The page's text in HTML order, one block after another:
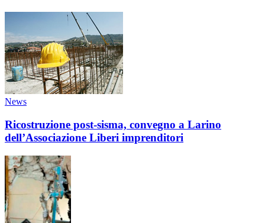
News
Ricostruzione post-sisma, convegno a Larino
dell’Associazione Liberi imprenditori